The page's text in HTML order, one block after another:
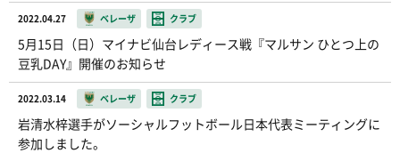
2022.04.27 ベレーザ クラブ
5月15日（日）マイナビ仙台レディース戦『マルサン ひとつ上の
豆乳DAY』開催のお知らせ
2022.03.14 ベレーザ クラブ
岩清水梓選手がソーシャルフットボール日本代表ミーティングに
参加しました。